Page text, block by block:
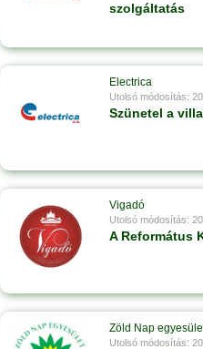
szolgáltatás
Electrica
Utolsó módosítás:
Szünetel a
Vigadó
Utolsó módosítás:
A Református
Zöld Nap
Utolsó módosítás: